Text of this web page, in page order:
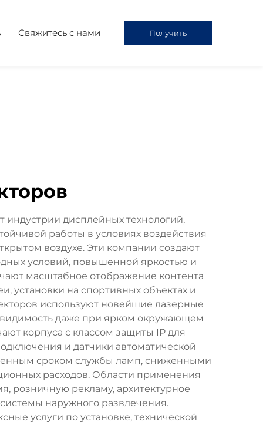
Свяжитесь с нами Получить
дисплейных технологий,
работы в условиях воздействия
воздухе. Эти компании создают
условий, повышенной яркостью и
масштабное отображение контента
установки на спортивных объектах и
используют новейшие лазерные
видимость даже при ярком окружающем
корпуса с классом защиты IP для
и датчики автоматической
сроком службы ламп, сниженными
расходов. Области применения
розничную рекламу, архитектурное
наружного развлечения.
услуги по установке, технической